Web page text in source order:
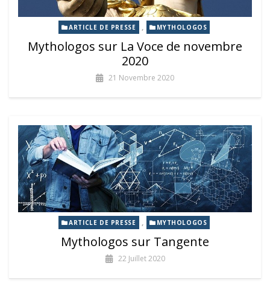
ARTICLE DE PRESSE , MYTHOLOGOS
Mythologos sur La Voce de novembre
2020
21 Novembre 2020
ARTICLE DE PRESSE , MYTHOLOGOS
Mythologos sur Tangente
22 Juillet 2020